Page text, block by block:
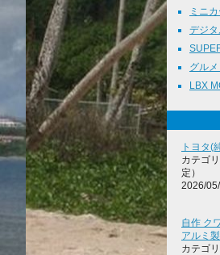
ミニ
デジ
グル
LBX
トヨタ(
カテゴ
定）
2026/
自作 ク
アルミ
カテゴ